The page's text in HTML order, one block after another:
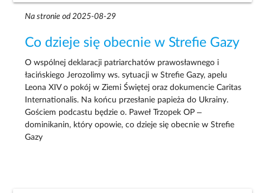
Na stronie od 2025-08-29
Co dzieje się obecnie w Strefie Gazy
O wspólnej deklaracji patriarchatów prawosławnego i
łacińskiego Jerozolimy ws. sytuacji w Strefie Gazy, apelu
Leona XIV o pokój w Ziemi Świętej oraz dokumencie Caritas
Internationalis. Na końcu przesłanie papieża do Ukrainy.
Gościem podcastu będzie o. Paweł Trzopek OP –
dominikanin, który opowie, co dzieje się obecnie w Strefie
Gazy